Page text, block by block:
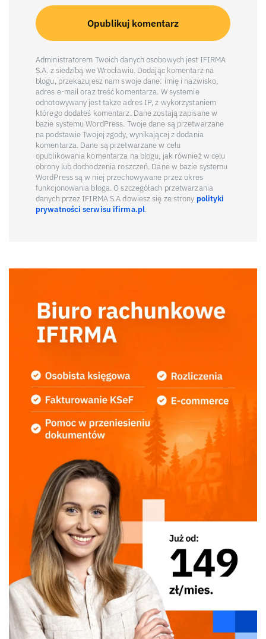
Administratorem Twoich danych osobowych jest IFIRMA
S.A. z siedzibą we Wrocławiu. Dodając komentarz na
blogu, przekazujesz nam swoje dane: imię i nazwisko,
adres e-mail oraz treść komentarza. W systemie
odnotowywany jest także adres IP, z wykorzystaniem
którego dodałeś komentarz. Dane zostają zapisane w
bazie systemu WordPress. Twoje dane są przetwarzane
na podstawie Twojej zgody, wynikającej z dodania
komentarza. Dane są przetwarzane w celu
opublikowania komentarza na blogu, jak również w celu
obrony lub dochodzenia roszczeń. Dane w bazie systemu
WordPress są w niej przechowywane przez okres
funkcjonowania bloga. O szczegółach przetwarzania
danych przez IFIRMA S.A dowiesz się ze strony polityki
prywatności serwisu ifirma.pl.